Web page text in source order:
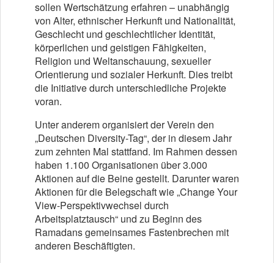
sollen Wertschätzung erfahren – unabhängig
von Alter, ethnischer Herkunft und Nationalität,
Geschlecht und geschlechtlicher Identität,
körperlichen und geistigen Fähigkeiten,
Religion und Weltanschauung, sexueller
Orientierung und sozialer Herkunft. Dies treibt
die Initiative durch unterschiedliche Projekte
voran.
Unter anderem organisiert der Verein den
„Deutschen Diversity-Tag“, der in diesem Jahr
zum zehnten Mal stattfand. Im Rahmen dessen
haben 1.100 Organisationen über 3.000
Aktionen auf die Beine gestellt. Darunter waren
Aktionen für die Belegschaft wie „Change Your
View-Perspektivwechsel durch
Arbeitsplatztausch“ und zu Beginn des
Ramadans gemeinsames Fastenbrechen mit
anderen Beschäftigten.